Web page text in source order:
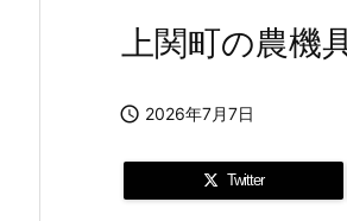
上関町の農機
 2026年7月7日
Twitter